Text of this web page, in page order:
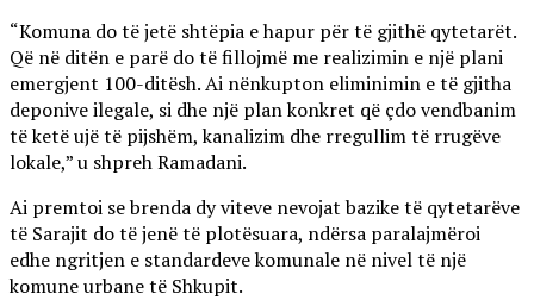
“Komuna do të jetë shtëpia e hapur për të gjithë qytetarët.
Që në ditën e parë do të fillojmë me realizimin e një plani
emergjent 100-ditësh. Ai nënkupton eliminimin e të gjitha
deponive ilegale, si dhe një plan konkret që çdo vendbanim
të ketë ujë të pijshëm, kanalizim dhe rregullim të rrugëve
lokale,” u shpreh Ramadani.
Ai premtoi se brenda dy viteve nevojat bazike të qytetarëve
të Sarajit do të jenë të plotësuara, ndërsa paralajmëroi
edhe ngritjen e standardeve komunale në nivel të një
komune urbane të Shkupit.